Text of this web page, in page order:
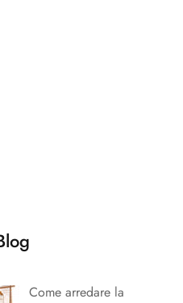
Come arredare la